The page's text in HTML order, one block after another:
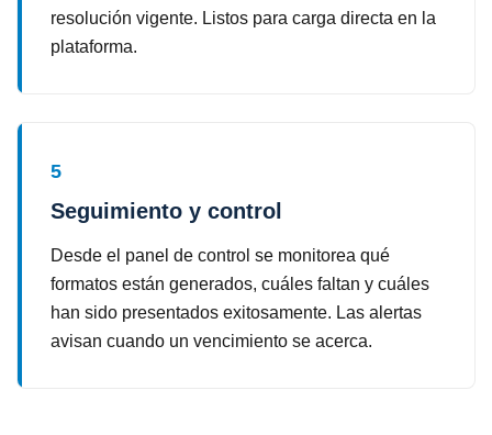
resolución vigente. Listos para carga directa en la
plataforma.
5
Seguimiento y control
Desde el panel de control se monitorea qué
formatos están generados, cuáles faltan y cuáles
han sido presentados exitosamente. Las alertas
avisan cuando un vencimiento se acerca.